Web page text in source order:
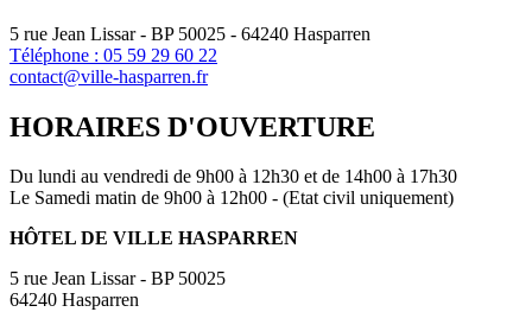
5 rue Jean Lissar - BP 50025 - 64240 Hasparren
Téléphone : 05 59 29 60 22
contact@ville-hasparren.fr
HORAIRES D'OUVERTURE
Du lundi au vendredi de 9h00 à 12h30 et de 14h00 à 17h30
Le Samedi matin de 9h00 à 12h00 - (Etat civil uniquement)
HÔTEL DE VILLE HASPARREN
5 rue Jean Lissar - BP 50025
64240 Hasparren